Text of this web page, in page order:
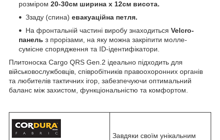
розміром 20-30см ширина х 12см висота.
Ззаду (спина) евакуаційна петля.
На фронтальній частині виробу знаходиться Velcro-
панель з прорізами, на яку можна закріпити молле-
сумісне спорядження та ID-ідентифікатори.
Плитоноска Cargo QRS Gen.2 ідеально підходить для
військовослужбовців, співробітників правоохоронних органів
та любителів тактичних ігор, забезпечуючи оптимальний
баланс між захистом, функціональністю та комфортом.
Завдяки своїм унікальним